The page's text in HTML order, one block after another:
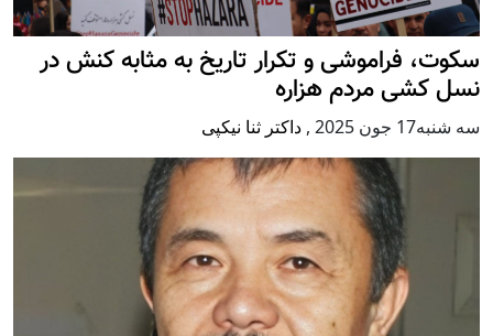
سکوت، فراموشی و تکرار تاريخ به مثابه کنش در
نسل کشی مردم هزاره
سه شنبه17 جون 2025 , داکتر ثنا نیکپی